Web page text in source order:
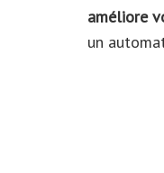
améliore
un